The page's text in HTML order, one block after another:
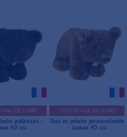
VAL DE LOIRE
publicitaire -
60 cm
CENTRE-VAL DE LOIRE
Ours en peluche personnalisable
- Louison 40 cm